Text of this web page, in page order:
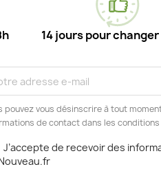
14 jours pour changer
pouvez vous désinscrire à tout
de contact dans les
J’accepte de recevoir des